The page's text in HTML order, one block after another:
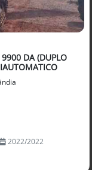
9900 DA (DUPLO
2022/2022